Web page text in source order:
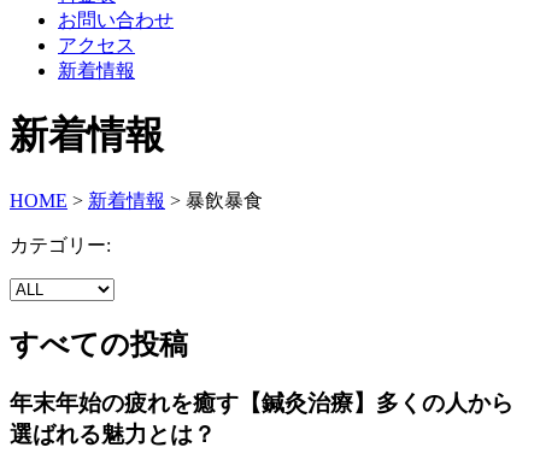
お問い合わせ
アクセス
新着情報
新着情報
HOME > 新着情報 > 暴飲暴食
カテゴリー:
すべての投稿
年末年始の疲れを癒す【鍼灸治療】多くの人から
選ばれる​​魅力とは？